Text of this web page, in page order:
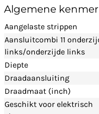
Algemene
Aangelaste strippen
Aansluitcombi 11
links/onderzijde links
Diepte
Draadaansluiting
Draadmaat (inch)
Geschikt voor elektrisch